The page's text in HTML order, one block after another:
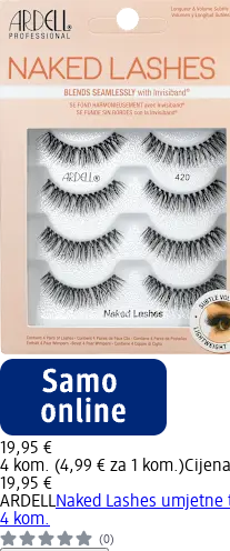
19,95 €
4 kom. (4,99 € za 1 kom.)
19,95 €
ARDELLNaked Lashes umjetne
4 kom.
(0)